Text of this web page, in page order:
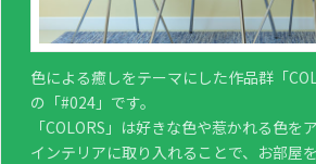
色による癒しをテーマにした作品群「
の「#024」です。
「COLORS」は好きな色や惹かれる色を
インテリアに取り入れることで、お部屋